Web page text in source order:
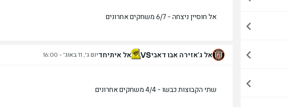
אל חוסיין ניצחה - 6/7 משחקים אחרונים
אל ג'אזירה אבו דאביVS אל איתיחדיום ג׳, 11 באוג׳ - 16:00
שתי הקבוצות כבשו - 4/4 משחקים אחרונים